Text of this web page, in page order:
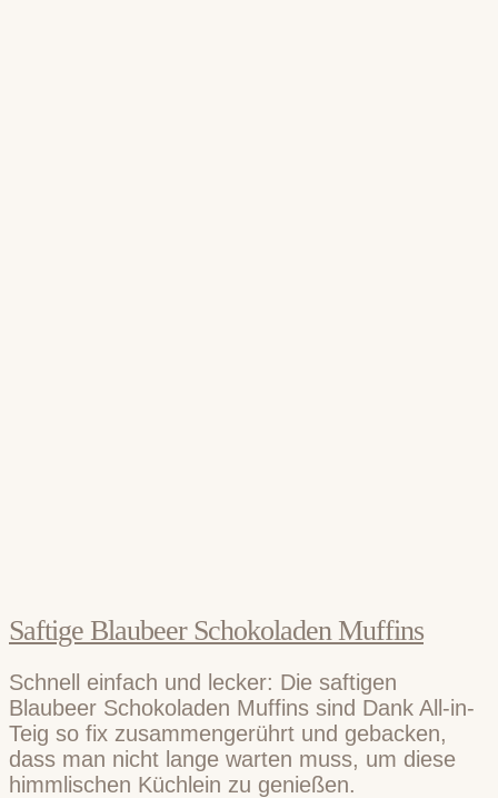
Saftige Blaubeer Schokoladen Muffins
Schnell einfach und lecker: Die saftigen
Blaubeer Schokoladen Muffins sind Dank All-in-
Teig so fix zusammengerührt und gebacken,
dass man nicht lange warten muss, um diese
himmlischen Küchlein zu genießen.